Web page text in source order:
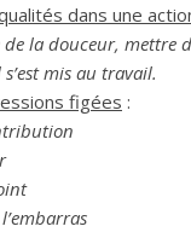
dans une
la douceur, mettre
s’est mis au travail.
figées :